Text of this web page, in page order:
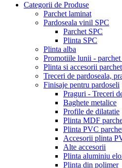
Categorii de Produse
Parchet laminat
Pardoseala vinil SPC
Parchet SPC
Plinta SPC
Plinta alba
Promotiile lunii -
Plinta si accesorii parchet
Treceri de pardoseala,
Finisaje pentru pardoseli
Praguri - Treceri
Baghete metalice
Profile de dilatatie
Plinta MDF
Plinta PVC
Accesorii plinta
Alte accesorii
Plinta aluminiu
Plinta din polimer